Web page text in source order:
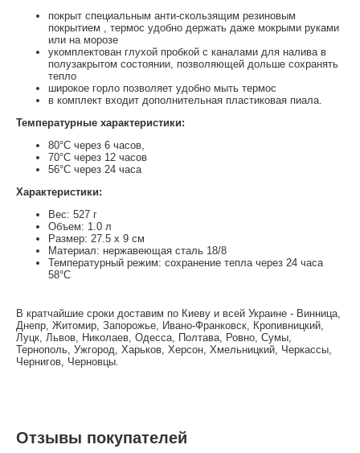
покрыт специальным анти-скользящим резиновым
покрытием , термос удобно держать даже мокрыми руками
или на морозе
укомплектован глухой пробкой с каналами для налива в
полузакрытом состоянии, позволяющей дольше сохранять
тепло
широкое горло позволяет удобно мыть термос
в комплект входит дополнительная пластиковая пиала.
Температурные характеристики:
80°С через 6 часов,
70°С через 12 часов
56°С через 24 часа
Характеристики:
Вес: 527 г
Объем: 1.0 л
Размер: 27.5 х 9 см
Материал: нержавеющая сталь 18/8
Температурный режим: сохранение тепла через 24 часа
58°C
В кратчайшие сроки доставим по Киеву и всей Украине - Винница,
Днепр, Житомир, Запорожье, Ивано-Франковск, Кропивницкий,
Луцк, Львов, Николаев, Одесса, Полтава, Ровно, Сумы,
Тернополь, Ужгород, Харьков, Херсон, Хмельницкий, Черкассы,
Чернигов, Черновцы.
Отзывы покупателей